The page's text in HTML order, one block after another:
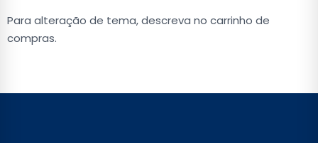
Para alteração de tema, descreva no carrinho de
compras.